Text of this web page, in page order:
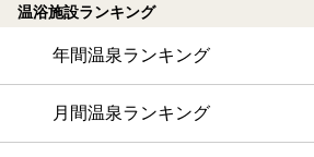
温浴施設ランキング
年間温泉ランキング
月間温泉ランキング